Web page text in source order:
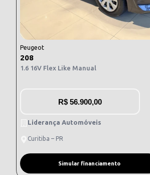
Peugeot
208
1.6 16V Flex Like Manual
R$ 56.900,00
Liderança Automóveis
Curitiba – PR
Simular financiamento